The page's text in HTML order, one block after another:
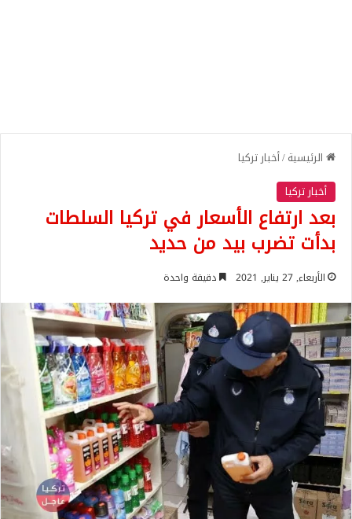
الرئيسية/أخبار تركيا
أخبار تركيا
بعد ارتفاع الأسعار في تركيا السلطات
بدأت تضرب بيد من حديد
الأربعاء, 27 يناير, 2021 دقيقة واحدة